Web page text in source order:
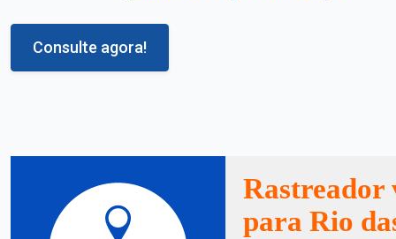
Consulte agora!
Rastreador
para Rio